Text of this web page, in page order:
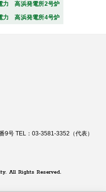
力 高浜発電所2号炉
力 高浜発電所4号炉
号 TEL：03-3581-3352（代表）
All Rights Reserved.